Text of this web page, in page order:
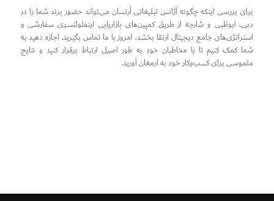
برای بررسی اینکه چگونه آژانس تبلیغاتی آرتسان می‌تواند حضور برند شما را در
دبی، ابوظبی و شارجه از طریق کمپین‌های بازاریابی اینفلوئنسری سفارشی و
استراتژی‌های جامع دیجیتال ارتقا بخشد، امروز با ما تماس بگیرید. اجازه دهید به
شما کمک کنیم تا با مخاطبان خود به طور اصیل ارتباط برقرار کنید و نتایج
ملموسی برای کسب‌وکار خود به ارمغان آورید.